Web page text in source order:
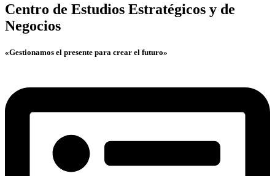
Centro de Estudios Estratégicos y de
Negocios
«Gestionamos el presente para crear el futuro»